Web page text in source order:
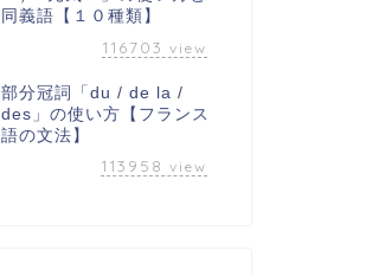
同義語【１０種類】
116703 view
部分冠詞「du / de la /
des」の使い方【フランス
語の文法】
113958 view